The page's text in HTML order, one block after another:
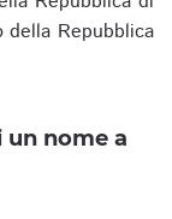
Repubblica
nome a